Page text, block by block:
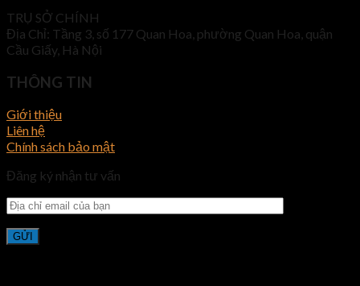
TRỤ SỞ CHÍNH
Địa Chỉ: Tầng 3, số 177 Quan Hoa, phường Quan Hoa, quận
Cầu Giấy, Hà Nội
THÔNG TIN
Giới thiệu
Liên hệ
Chính sách bảo mật
Đăng ký nhận tư vấn